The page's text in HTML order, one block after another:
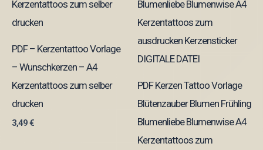
PDF – Kerzentattoo Vorlage
– Wunschkerzen – A4
Kerzentattoos zum selber
drucken
3,49€
PDF Kerzen Tattoo Vorlage
Blütenzauber Blumen Frühling
Blumenliebe Blumenwise A4
Kerzentattoos zum